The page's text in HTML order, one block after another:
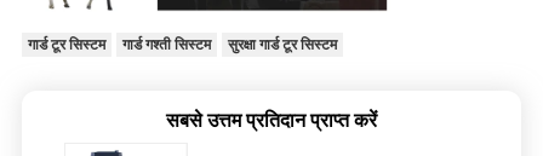
गार्ड टूर सिस्टम गार्ड गश्ती सिस्टम सुरक्षा गार्ड टूर सिस्टम
सबसे उत्तम प्रतिदान प्राप्त करें